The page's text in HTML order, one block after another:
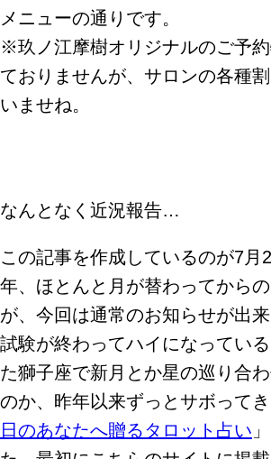
メニューの通りです。
※玖ノ江摩樹オリジナルのご予
ておりませんが、サロンの各種
いませね。
なんとなく近況報告…
この記事を作成しているのが7
年、ほとんと月が替わってから
が、今回は通常のお知らせが出来
試験が終わってハイになってい
た獅子座で新月とか星の巡り合
のか、昨年以来ずっとサボってき
日のあなたへ贈るタロット占い